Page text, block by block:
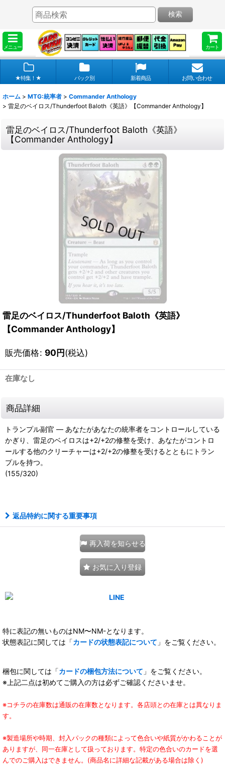
メニュー カート
検索
★特集！★ パック別 新着商品 お問い合わせ
ホーム > MTG:統率者 > Commander Anthology
> 雷足のベイロス/Thunderfoot Baloth《英語》【Commander Anthology】
雷足のベイロス/Thunderfoot Baloth《英語》
【Commander Anthology】
雷足のベイロス/Thunderfoot Baloth《英語》
【Commander Anthology】
販売価格: 90円(税込)
在庫なし
商品詳細
トランプル副官 ― あなたがあなたの統率者をコントロールしている
かぎり、雷足のベイロスは+2/+2の修整を受け、あなたがコントロ
ールする他のクリーチャーは+2/+2の修整を受けるとともにトラン
プルを持つ。
(155/320)
返品特約に関する重要事項
再入荷を知らせる
お気に入り登録
特に表記の無いものはNM〜NM-となります。
状態表記に関しては「カードの状態表記について 」をご覧ください。
梱包に関しては「カードの梱包方法について 」をご覧ください。
※上記二点は初めてご購入の方は必ずご確認くださいませ。
※コチラの在庫数は通販の在庫数となります。各店頭との在庫とは異なりま
す。
※製造場所や時期、封入パックの種類によって色合いや紙質がかわることが
ありますが、同一在庫として扱っております。特定の色合いのカードを選
んでのご購入はできません。(商品名に詳細な記載がある場合は除く)